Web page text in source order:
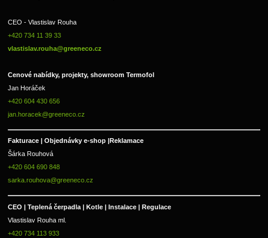
CEO - Vlastislav Rouha
+420 734 11 39 33
vlastislav.rouha@greeneco.cz
Cenové nabídky, projekty, showroom Termofol
Jan Horáček
+420 604 430 656
jan.horacek@greeneco.cz
Fakturace | Objednávky e-shop |
Reklamace
Šárka Rouhová
+420 604 690 848
sarka.rouhova@greeneco.cz
CEO | Teplená čerpadla | Kotle | Instalace | Regulace
Vlastislav Rouha ml.
+420 734 113 933